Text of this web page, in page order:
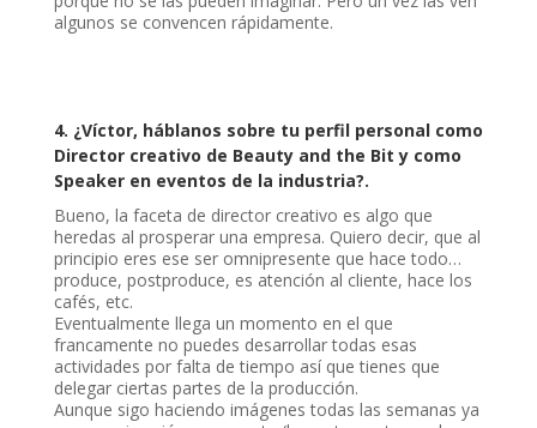
algunos se convencen rápidamente.
4. ¿Víctor, háblanos sobre tu perfil personal como
Director creativo de Beauty and the Bit y como
Speaker en eventos de la industria?.
Bueno, la faceta de director creativo es algo que
heredas al prosperar una empresa. Quiero decir, que al
principio eres ese ser omnipresente que hace todo…
produce, postproduce, es atención al cliente, hace los
cafés, etc.
Eventualmente llega un momento en el que
francamente no puedes desarrollar todas esas
actividades por falta de tiempo así que tienes que
delegar ciertas partes de la producción.
Aunque sigo haciendo imágenes todas las semanas ya